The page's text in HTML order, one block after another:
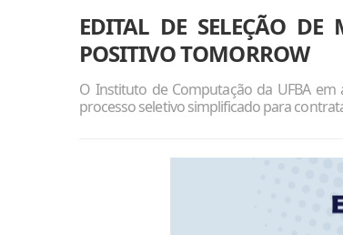
EDITAL DE SELEÇÃO
POSITIVO TOMORROW
O Instituto de Computação da UFBA
processo seletivo simplificado para